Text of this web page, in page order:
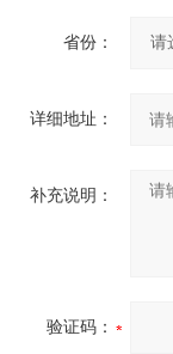
省份：
详细地址：
补充说明：
验证码：